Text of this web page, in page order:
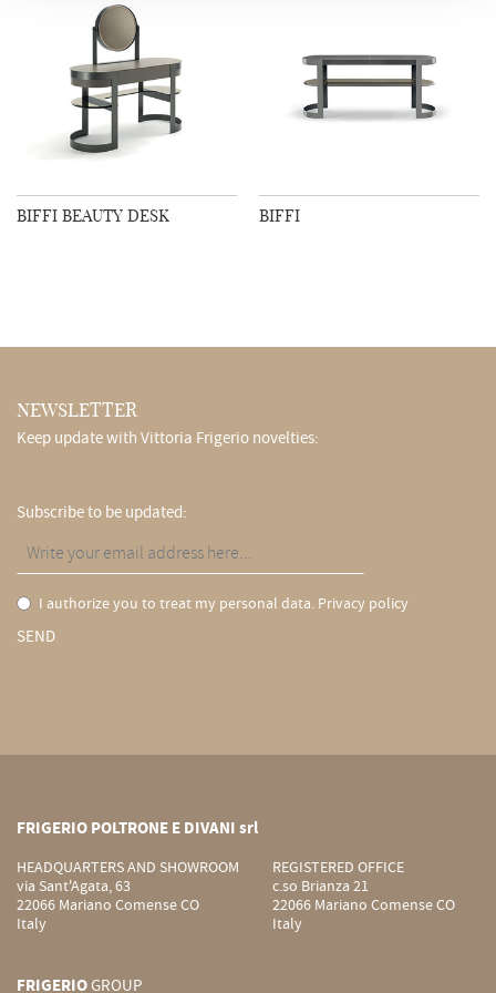
BIFFI BEAUTY DESK BIFFI
NEWSLETTER
Keep update with Vittoria Frigerio novelties:
Subscribe to be updated:
I authorize you to treat my personal data. Privacy policy
SEND
FRIGERIO POLTRONE E DIVANI srl
HEADQUARTERS AND SHOWROOM
via Sant'Agata, 63
22066 Mariano Comense CO
Italy
REGISTERED OFFICE
c.so Brianza 21
22066 Mariano Comense CO
Italy
FRIGERIOGROUP